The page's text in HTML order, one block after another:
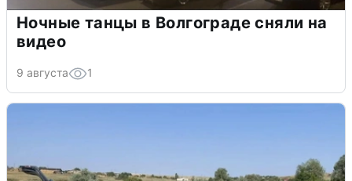
Ночные танцы в Волгограде сняли на
видео
9 августа 1